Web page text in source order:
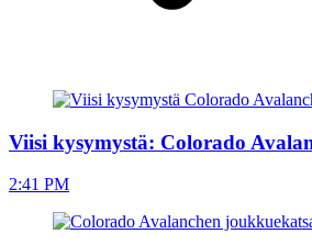
Viisi kysymystä: Colorado
2:41 PM